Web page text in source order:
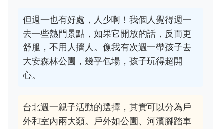
但週一也有好處，人少啊！我個人覺得週一
去一些熱門景點，如果它開放的話，反而更
舒服，不用人擠人。像我有次週一帶孩子去
大安森林公園，幾乎包場，孩子玩得超開
心。
台北週一親子活動的選擇，其實可以分為戶
外和室內兩大類。戶外如公園、河濱腳踏車